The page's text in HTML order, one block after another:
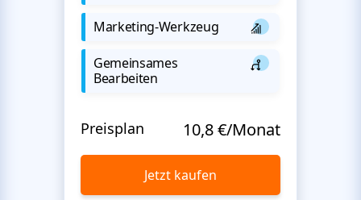
Marketing-Werkzeug
Gemeinsames
Bearbeiten
Preisplan 10,8 €/Monat
Jetzt kaufen